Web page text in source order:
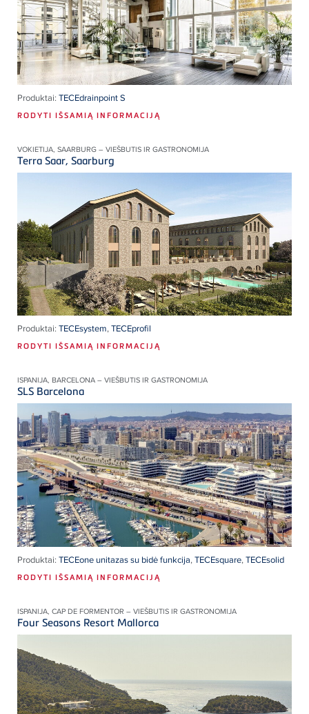
Produktai: TECEdrainpoint S
RODYTI IŠSAMIĄ INFORMACIJĄ
VOKIETIJA, SAARBURG – VIEŠBUTIS IR GASTRONOMIJA
Terra Saar, Saarburg
Produktai: TECEsystem,TECEprofil
RODYTI IŠSAMIĄ INFORMACIJĄ
ISPANIJA, BARCELONA – VIEŠBUTIS IR GASTRONOMIJA
SLS Barcelona
Produktai: TECEone unitazas su bidė funkcija,TECEsquare,TECEsolid
RODYTI IŠSAMIĄ INFORMACIJĄ
ISPANIJA, CAP DE FORMENTOR – VIEŠBUTIS IR GASTRONOMIJA
Four Seasons Resort Mallorca